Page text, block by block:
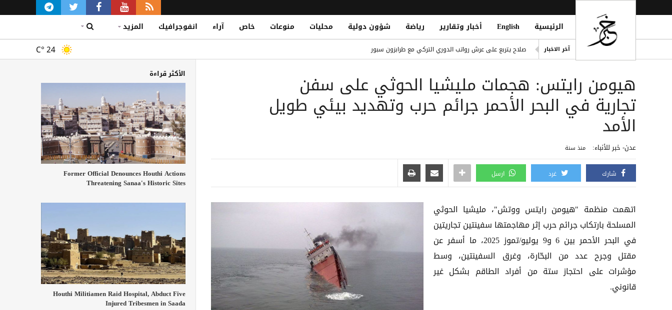
الرئيسية English أخبار وتقارير رياضة شؤون دولية محليات منوعات خاص آراء انفوجرافيك المزيد
آخر الاخبار
صلاح يتربع على عرش رواتب الدوري التركي مع طرابزون سبور
ديوماندي يكتب التاريخ: أغلى صفقة في تاريخ ريال مدريد ولايبزيج
Al-Qaeda Elements Reportedly Aided Houthi Attack on Marib Camp
انفراد| مصادر تكشف مشاركة عناصر من تنظيم القاعدة في الهجوم الحوثي على معسكر الرويك بمأرب
C° 24
هيومن رايتس: هجمات مليشيا الحوثي على سفن
تجارية في البحر الأحمر جرائم حرب وتهديد بيئي طويل
الأمد
عدن- خبر للأنباء: منذ سنة
شارك غرد ارسل
اتهمت منظمة "هيومن رايتس ووتش"، مليشيا الحوثي
المسلحة بارتكاب جرائم حرب إثر مهاجمتها سفينتين تجاريتين
في البحر الأحمر بين 6 و9 يوليو/تموز 2025، ما أسفر عن
مقتل وجرح عدد من البحّارة، وغرق السفينتين، وسط
مؤشرات على احتجاز ستة من أفراد الطاقم بشكل غير
قانوني.
الأكثر قراءة
Former Official Denounces Houthi Actions
Threatening Sanaa's Historic Sites
Houthi Militiamen Raid Hospital, Abduct Five
Injured Tribesmen in Saada